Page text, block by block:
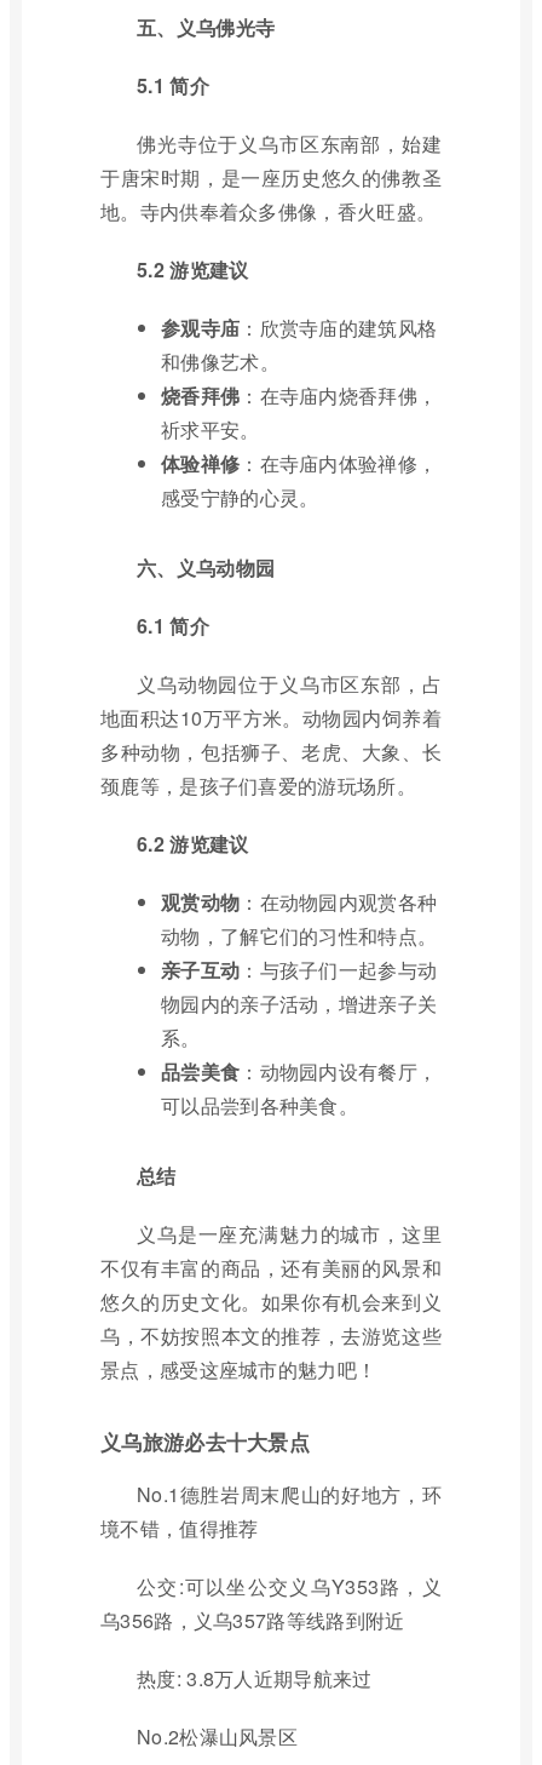
五、义乌佛光寺
5.1 简介
佛光寺位于义乌市区东南部，始建
于唐宋时期，是一座历史悠久的佛教圣
地。寺内供奉着众多佛像，香火旺盛。
5.2 游览建议
参观寺庙 ：欣赏寺庙的建筑风格
和佛像艺术。
烧香拜佛 ：在寺庙内烧香拜佛，
祈求平安。
体验禅修 ：在寺庙内体验禅修，
感受宁静的心灵。
六、义乌动物园
6.1 简介
义乌动物园位于义乌市区东部，占
地面积达10万平方米。动物园内饲养着
多种动物，包括狮子、老虎、大象、长
颈鹿等，是孩子们喜爱的游玩场所。
6.2 游览建议
观赏动物 ：在动物园内观赏各种
动物，了解它们的习性和特点。
亲子互动 ：与孩子们一起参与动
物园内的亲子活动，增进亲子关
系。
品尝美食 ：动物园内设有餐厅，
可以品尝到各种美食。
总结
义乌是一座充满魅力的城市，这里
不仅有丰富的商品，还有美丽的风景和
悠久的历史文化。如果你有机会来到义
乌，不妨按照本文的推荐，去游览这些
景点，感受这座城市的魅力吧！
义乌旅游必去十大景点
No.1德胜岩周末爬山的好地方，环
境不错，值得推荐
公交:可以坐公交义乌Y353路，义
乌356路，义乌357路等线路到附近
热度: 3.8万人近期导航来过
No.2松瀑山风景区